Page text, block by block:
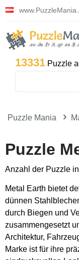
13331 Puzzle
Puzzle Mania
Puzzle
Anzahl der Puzzle
Metal Earth bietet
dünnen
durch Biegen und
zusammengesetzt
Architektur,
Marke ist für ihre